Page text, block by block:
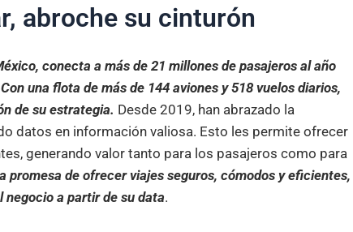
abroche su cinturón
conecta a más de 21 millones de pasajeros al año
una flota de más de 144 aviones y 518 vuelos diarios,
de su estrategia. Desde 2019, han abrazado la
datos en información valiosa. Esto les permite ofrecer
generando valor tanto para los pasajeros como para
promesa de ofrecer viajes seguros, cómodos y eficientes,
negocio a partir de su data.